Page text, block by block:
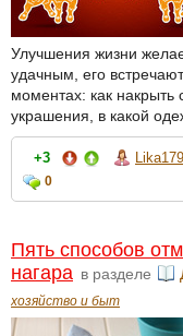
Улучшения жизни
удачным, его
моментах: как накрыть
украшения, в какой
+3 Lika179
0
Пять способов
нагара в разделе
хозяйство и быт